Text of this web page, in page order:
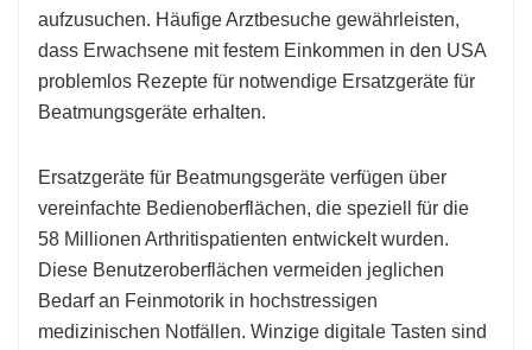
aufzusuchen. Häufige Arztbesuche gewährleisten,
dass Erwachsene mit festem Einkommen in den USA
problemlos Rezepte für notwendige Ersatzgeräte für
Beatmungsgeräte erhalten.
Ersatzgeräte für Beatmungsgeräte verfügen über
vereinfachte Bedienoberflächen, die speziell für die
58 Millionen Arthritispatienten entwickelt wurden.
Diese Benutzeroberflächen vermeiden jeglichen
Bedarf an Feinmotorik in hochstressigen
medizinischen Notfällen. Winzige digitale Tasten sind